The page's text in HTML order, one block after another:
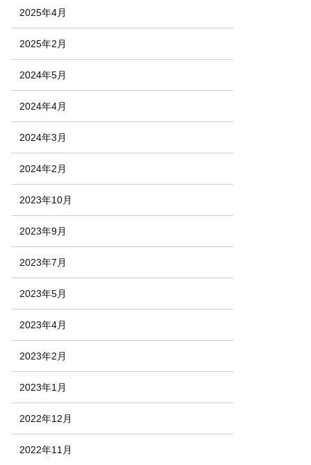
2025年4月
2025年2月
2024年5月
2024年4月
2024年3月
2024年2月
2023年10月
2023年9月
2023年7月
2023年5月
2023年4月
2023年2月
2023年1月
2022年12月
2022年11月